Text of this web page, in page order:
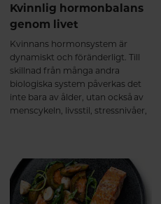
Kvinnlig hormonbalans
genom livet
Kvinnans hormonsystem är
dynamiskt och föränderligt. Till
skillnad från många andra
biologiska system påverkas det
inte bara av ålder, utan också av
menscykeln, livsstil, stressnivåer,
handlar därför inte om “perfekta
nivåer”, utan om samspel, rytm
och anpassning över tid.